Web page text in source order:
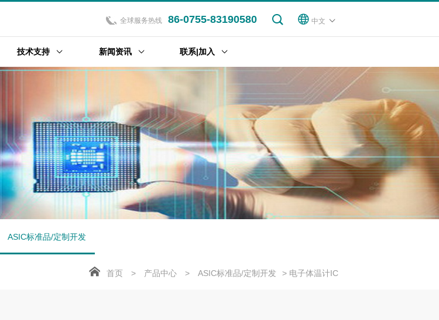
中文
全球服务热线 86-0755-83190580
技术支持 新闻资讯 联系|加入
ASIC标准品/定制开发
首页 > 产品中心 > ASIC标准品/定制开发 > 电子体温计IC